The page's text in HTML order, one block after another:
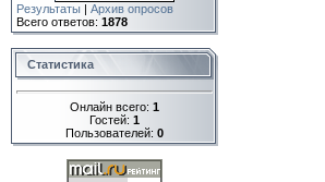
Результаты | Архив опросов
Всего ответов: 1878
Статистика
Онлайн всего: 1
Гостей: 1
Пользователей: 0